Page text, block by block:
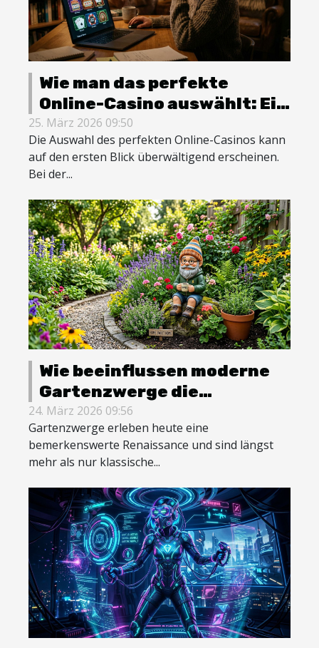
Wie man das perfekte
Online-Casino auswählt: Ein
umfassender Leitfaden
25. März 2026 09:50
Die Auswahl des perfekten Online-Casinos kann
auf den ersten Blick überwältigend erscheinen.
Bei der...
Wie beeinflussen moderne
Gartenzwerge die
Gartengestaltung?
24. März 2026 09:56
Gartenzwerge erleben heute eine
bemerkenswerte Renaissance und sind längst
mehr als nur klassische...